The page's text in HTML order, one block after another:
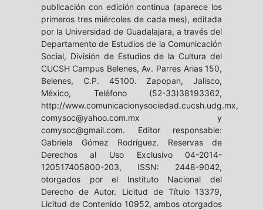
publicación con edición continua (aparece los
primeros tres miércoles de cada mes), editada
por la Universidad de Guadalajara, a través del
Departamento de Estudios de la Comunicación
Social, División de Estudios de la Cultura del
CUCSH Campus Belenes, Av. Parres Arias 150,
Belenes, C.P. 45100. Zapopan, Jalisco,
México, Teléfono (52-33)38193362,
http://www.comunicacionysociedad.cucsh.udg.mx,
comysoc@yahoo.com.mx y
comysoc@gmail.com. Editor responsable:
Gabriela Gómez Rodríguez. Reservas de
Derechos al Uso Exclusivo 04-2014-
120517405800-203, ISSN: 2448-9042,
otorgados por el Instituto Nacional del
Derecho de Autor. Licitud de Título 13379,
Licitud de Contenido 10952, ambos otorgados